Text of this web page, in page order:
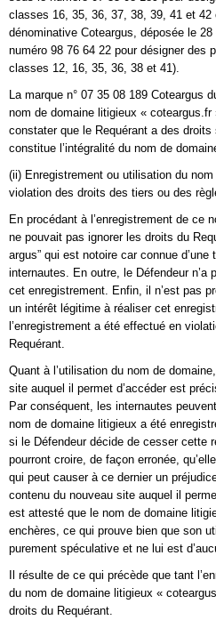
classes 16, 35, 36, 37, 38, 39, 41 et 42
dénominative Coteargus, déposée le
numéro 98 76 64 22 pour désigner des
classes 12, 16, 35, 36, 38 et 41).
La marque n° 07 35 08 189 Coteargus
nom de domaine litigieux «
constater que le Requérant a des droits
constitue l’intégralité du nom de
(ii) Enregistrement ou utilisation du
violation des droits des tiers ou des
En procédant à l’enregistrement de ce
ne pouvait pas ignorer les droits du
argus” qui est notoire car connue
internautes. En outre, le Défendeur n’a
cet enregistrement. Enfin, il n’est pas
un intérêt légitime à réaliser cet
l’enregistrement a été effectué en
Requérant.
Quant à l’utilisation du nom de
site auquel il permet d’accéder est
Par conséquent, les internautes
nom de domaine litigieux a été
si le Défendeur décide de cesser cette
pourront croire, de façon erronée,
qui peut causer à ce dernier un
contenu du nouveau site auquel il
est attesté que le nom de domaine
enchères, ce qui prouve bien que son
purement spéculative et ne lui est
Il résulte de ce qui précède que tant
du nom de domaine litigieux «
droits du Requérant.